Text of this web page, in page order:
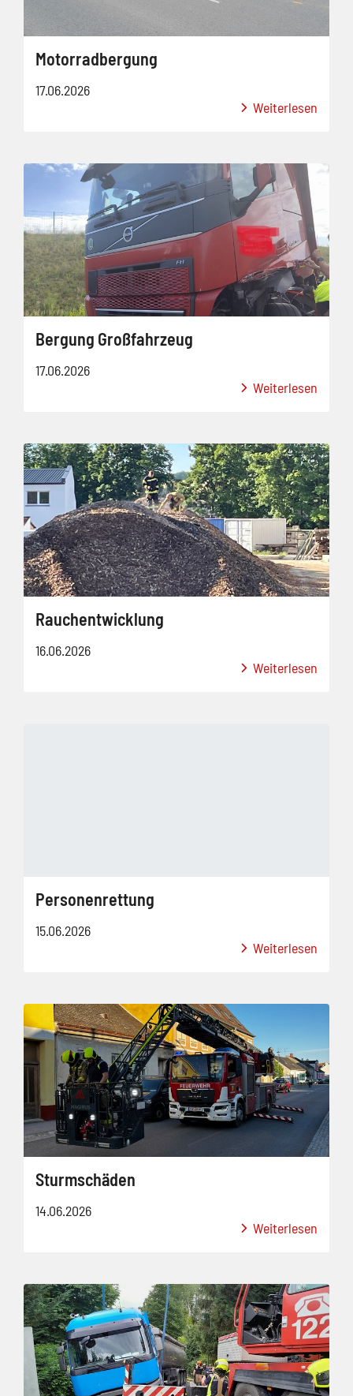
Motorradbergung
17.06.2026
Weiterlesen
Bergung Großfahrzeug
17.06.2026
Weiterlesen
Rauchentwicklung
16.06.2026
Weiterlesen
Personenrettung
15.06.2026
Weiterlesen
Sturmschäden
14.06.2026
Weiterlesen